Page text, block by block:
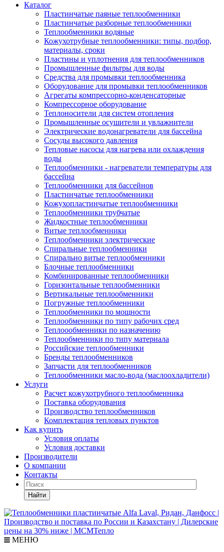
Каталог
Пластинчатые паяные теплообменники
Пластинчатые разборные теплообменники
Теплообменники водяные
Кожухотрубные теплообменники: типы, подбор,
материалы, сроки
Пластины и уплотнения для теплообменников
Промышленные фильтры для воды
Средства для промывки теплообменника
Оборудование для промывки теплообменников
Агрегаты компрессорно-конденсаторные
Компрессорное оборудование
Теплоносители для систем отопления
Промышленные осушители и увлажнители
Электрические водонагреватели для бассейна
Сосуды высокого давления
Тепловые насосы для нагрева или охлаждения
воды
Теплообменники - нагреватели температуры для
бассейна
Теплообменники для бассейнов
Пластинчатые теплообменники
Кожухопластинчатые теплообменники
Теплообменники трубчатые
Жидкостные теплообменники
Витые теплообменники
Теплообменники электрические
Спиральные теплообменники
Спирально витые теплообменники
Блочные теплообменники
Комбинированные теплообменники
Горизонтальные теплообменники
Вертикальные теплообменники
Погружные теплообменники
Теплообменники по мощности
Теплообменники по типу рабочих сред
Теплоообменники по назначению
Теплообменники по типу материала
Российские теплообменники
Бренды теплообменников
Запчасти для теплообменников
Теплообменники масло-вода (маслоохладители)
Услуги
Расчет кожухотрубного теплообменника
Поставка оборудования
Производство теплообменников
Комплектация тепловых пунктов
Как купить
Условия оплаты
Условия доставки
Производители
О компании
Контакты
Найти
МЕНЮ